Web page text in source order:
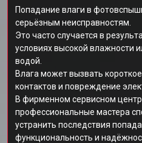
Попадание влаги в
серьёзным неисправностям.
Это часто случается в
условиях высокой влажности
водой.
Влага может вызвать
контактов и повреждение
В фирменном сервисном
профессиональные мастера
устранить последствия
функциональность и